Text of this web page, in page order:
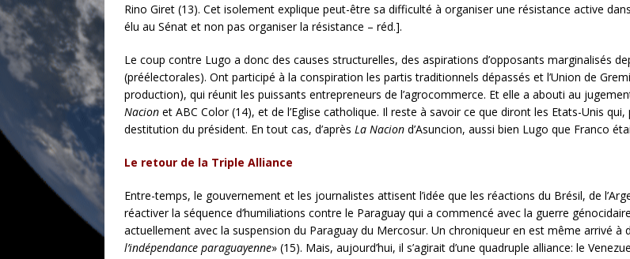
Rino Giret (13). Cet isolement explique peut-être sa difficulté à organiser une résistance active
élu au Sénat et non pas organiser la résistance – réd.].
Le coup contre Lugo a donc des causes structurelles, des aspirations d’opposants marginalisés
(préélectorales). Ont participé à la conspiration les partis traditionnels dépassés et l’Union de
production), qui réunit les puissants entrepreneurs de l’agrocommerce. Et elle a abouti au
Nacion et ABC Color (14), et de l’Eglise catholique. Il reste à savoir ce que diront les Etats-Unis
destitution du président. En tout cas, d’après La Nacion d’Asuncion, aussi bien Lugo que Franco
Le retour de la Triple Alliance
Entre-temps, le gouvernement et les journalistes attisent l’idée que les réactions du Brésil, de
réactiver la séquence d’humiliations contre le Paraguay qui a commencé avec la guerre
actuellement avec la suspension du Paraguay du Mercosur. Un chroniqueur en est même arrivé à
l’indépendance paraguayenne» (15). Mais, aujourd’hui, il s’agirait d’une quadruple alliance: le